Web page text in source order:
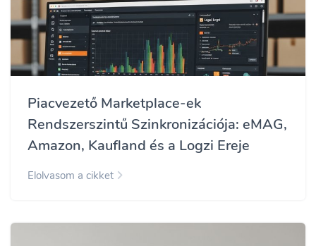
Piacvezető Marketplace-ek
Rendszerszintű Szinkronizációja: eMAG,
Amazon, Kaufland és a Logzi Ereje
Elolvasom a cikket